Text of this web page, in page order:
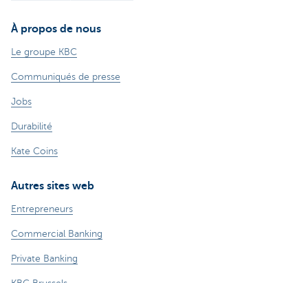
À propos de nous
Le groupe KBC
Communiqués de presse
Jobs
Durabilité
Kate Coins
Autres sites web
Entrepreneurs
Commercial Banking
Private Banking